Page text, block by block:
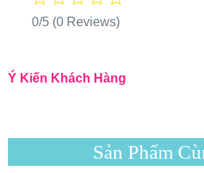
0/5 (0 Reviews)
Ý Kiến Khách Hàng
Sản Phẩm